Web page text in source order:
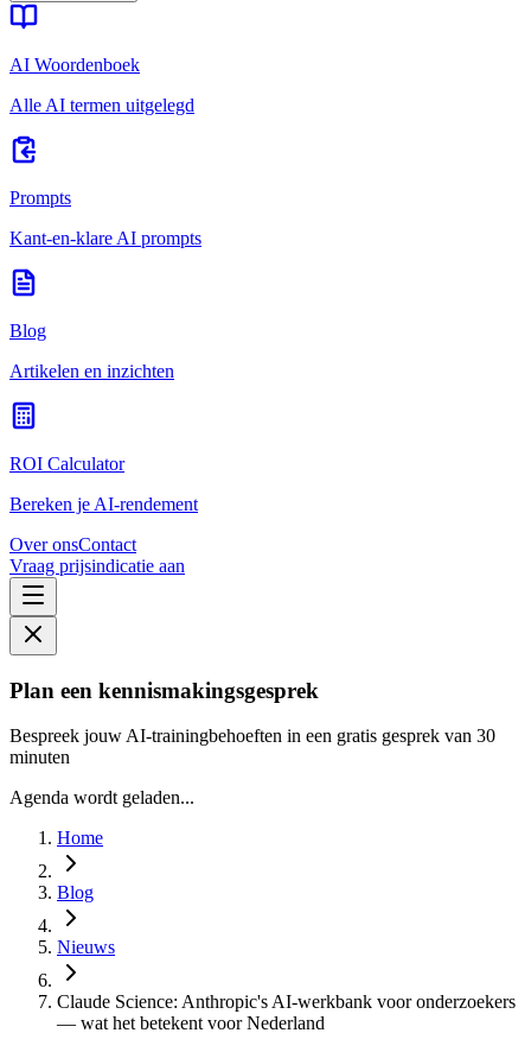
AI Woordenboek
Alle AI termen uitgelegd
Prompts
Kant-en-klare AI prompts
Blog
Artikelen en inzichten
ROI Calculator
Bereken je AI-rendement
Over onsContact
Vraag prijsindicatie aan
Plan een kennismakingsgesprek
Bespreek jouw AI-trainingbehoeften in een gratis gesprek van 30
minuten
Agenda wordt geladen...
Home
Blog
Nieuws
Claude Science: Anthropic's AI-werkbank voor onderzoekers
— wat het betekent voor Nederland